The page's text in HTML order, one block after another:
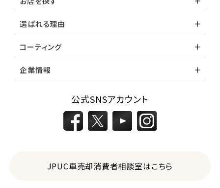
選ばれる理由
コーティング
企業情報
公式SNSアカウント
JPUC車売却消費者相談室はこちら